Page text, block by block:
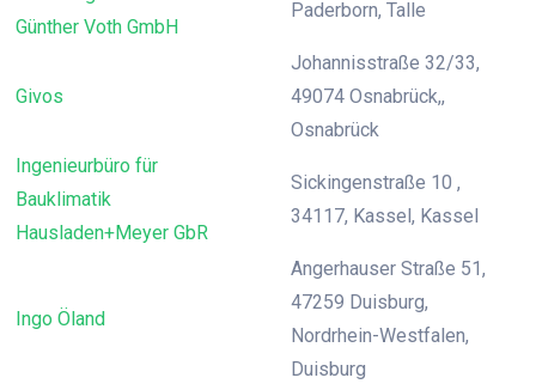
Günther Voth GmbH
Paderborn, Talle
Givos
Johannisstraße 32/33,
49074 Osnabrück,,
Osnabrück
Ingenieurbüro für
Bauklimatik
Hausladen+Meyer GbR
Sickingenstraße 10 ,
34117, Kassel, Kassel
Ingo Öland
Angerhauser Straße 51,
47259 Duisburg,
Nordrhein-Westfalen,
Duisburg